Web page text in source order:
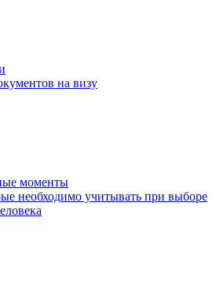
на визу
моменты
необходимо учитывать при выборе